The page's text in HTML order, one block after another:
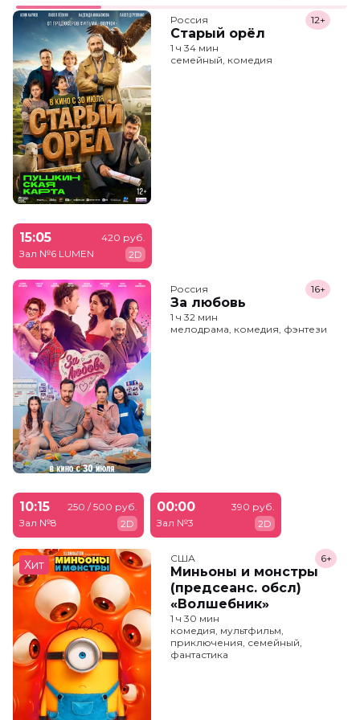
Россия
Старый орёл
12+
1 ч 34 мин
семейный, комедия
15:05
Зал №6 LUMEN
420 руб.
2D
Россия
За любовь
16+
1 ч 32 мин
мелодрама, комедия, фэнтези
10:15
Зал №8
250 / 500 руб.
2D
00:00
Зал №3
390 руб.
2D
Хит США
Миньоны и монстры
(предсеанс. обсл)
«Волшебник»
6+
1 ч 30 мин
комедия, мультфильм,
приключения, семейный,
фантастика